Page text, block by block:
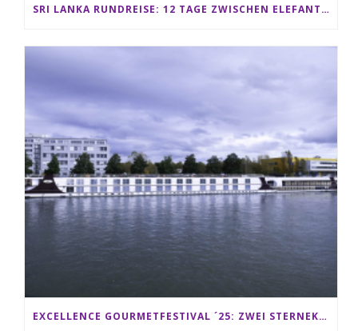
SRI LANKA RUNDREISE: 12 TAGE ZWISCHEN ELEFANTEN, TEEPLANTAGEN & STRAND ALS FAMILIE
EXCELLENCE GOURMETFESTIVAL ´25: ZWEI STERNEKÖCHE ANTONIO GUIDA & DARIO MORESCO VERWÖHNEN IHRE GÄSTE AUF EINER LUXERIÖSEN SCHIFFSREISE